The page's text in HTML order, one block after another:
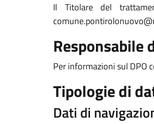
Il Titolare del
Responsabile
Per informazioni sul DPO
Tipologie di
Dati di